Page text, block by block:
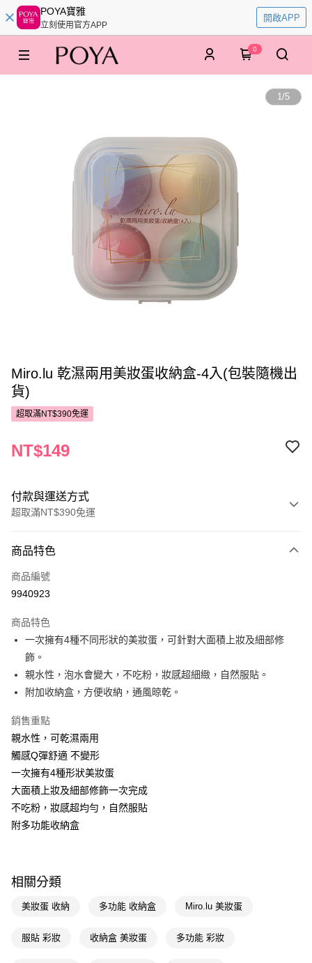
POYA寶雅
立刻使用官方APP
開啟APP
0
1/5
Miro.lu 乾濕兩用美妝蛋收納盒-4入(包裝隨機出
貨)
超取滿NT$390免運
NT$149
付款與運送方式
超取滿NT$390免運
POYA支付
信用卡一次付款
LINE Pay
Apple Pay
街口支付
悠遊付
Google Pay
【關於「AFTEE先享後付」】
AFTEE先享後付是「在收到商品之後才付款」的支付方式。 讓您購物簡單
便利好安心！
【「AFTEE先享後付」結帳流程】
結帳頁面，進行簡訊認證並確認金額後，即可完成結帳。
３．收到繳費通知簡訊後14天內，點擊此簡訊中的連結，可透過四大超商／
即享券
每筆NT$65，滿NT$390(含以上)免運費
付款後全家取貨
商品特色
商品編號
9940923
商品特色
一次擁有4種不同形狀的美妝蛋，可針對大面積上妝及細部修
飾。
親水性，泡水會變大，不吃粉，妝感超細緻，自然服貼。
附加收納盒，方便收納，通風晾乾。
銷售重點
親水性，可乾濕兩用
觸感Q彈舒適 不變形
一次擁有4種形狀美妝蛋
大面積上妝及細部修飾一次完成
不吃粉，妝感超均勻，自然服貼
附多功能收納盒
相關分類
美妝蛋 收納 多功能 收納盒 Miro.lu 美妝蛋
服貼 彩妝 收納盒 美妝蛋 多功能 彩妝